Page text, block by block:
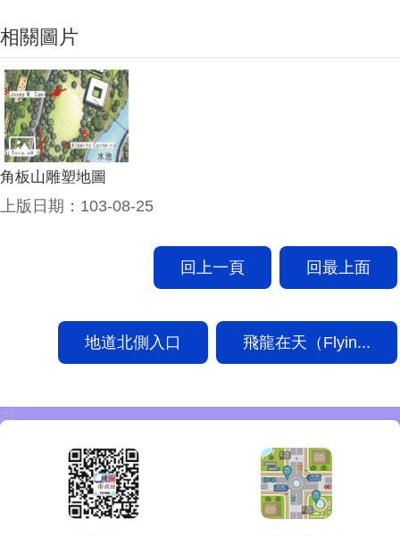
相關圖片
角板山雕塑地圖
上版日期：103-08-25
回上一頁 回最上面
地道北側入口 飛龍在天（Flyin...
:::